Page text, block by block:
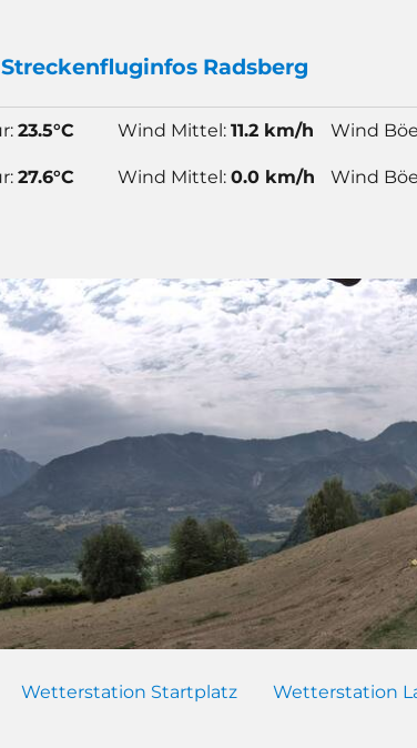
Streckenfluginfos Radsberg
23.5°C Wind Mittel:11.2 km/h Wind
27.6°C Wind Mittel:0.0 km/h Wind
Wetterstation Startplatz Wetterstation